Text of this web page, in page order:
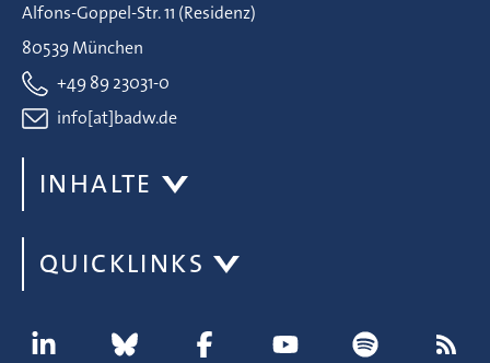
Alfons-Goppel-Str. 11 (Residenz)
80539 München
+49 89 23031-0
info[at]badw.de
INHALTE
QUICKLINKS